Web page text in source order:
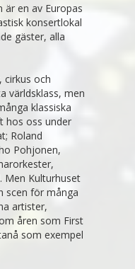
är en av Europas
konsertlokal
gäster, alla
cirkus och
världsklass, men
klassiska
hos oss under
Roland
Pohjonen,
Men Kulturhuset
scen för många
artister,
åren som First
som exempel